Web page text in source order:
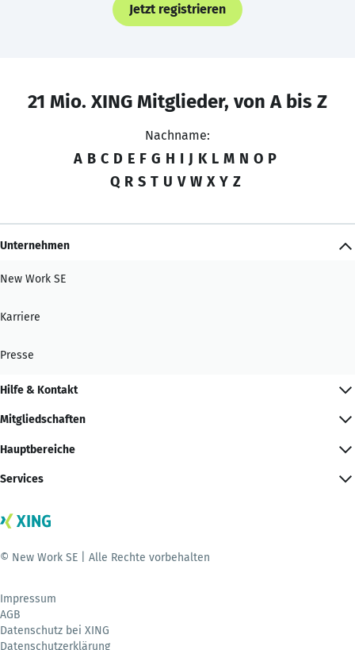
Jetzt registrieren
21 Mio. XING Mitglieder, von A bis Z
Nachname:
A B C D E F G H I J K L M N O P
Q R S T U V W X Y Z
Unternehmen
New Work SE
Karriere
Presse
Hilfe & Kontakt
Mitgliedschaften
Hauptbereiche
Services
© New Work SE | Alle Rechte vorbehalten
Impressum
AGB
Datenschutz bei XING
Datenschutzerklärung